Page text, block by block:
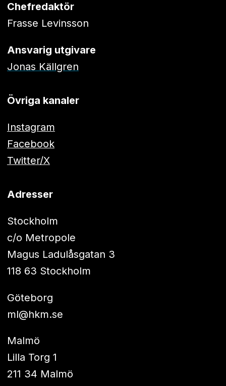
Chefredaktör
Frasse Levinsson
Ansvarig utgivare
Jonas Källgren
Övriga kanaler
Instagram
Facebook
Twitter/X
Adresser
Stockholm
c/o Metropole
Magus Ladulåsgatan 3
118 63 Stockholm
Göteborg
ml@hkm.se
Malmö
Lilla Torg 1
211 34 Malmö